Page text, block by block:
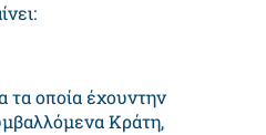
τα οποία έχουντην
Kράτη,